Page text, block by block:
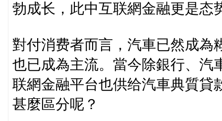
勃成长，此中互联網金融更是态
對付消费者而言，汽車已然成為
也已成為主流。當今除銀行、汽
联網金融平台也供给汽車典質貸
甚麼區分呢？